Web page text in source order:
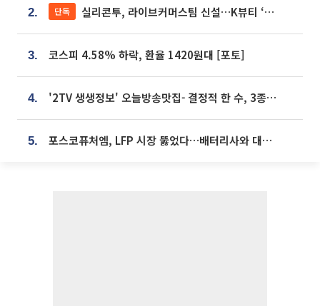
2. 단독 실리콘투, 라이브커머스팀 신설…K뷰티 ‘글로벌 판매망’ 확대[K뷰티 라방戰]
3. 코스피 4.58% 하락, 환율 1420원대 [포토]
4. '2TV 생생정보' 오늘방송맛집- 결정적 한 수, 3종 메밀면! 메밀 소바 맛집 '의○○○○'
5. 포스코퓨처엠, LFP 시장 뚫었다…배터리사와 대규모 장기 공급 합의